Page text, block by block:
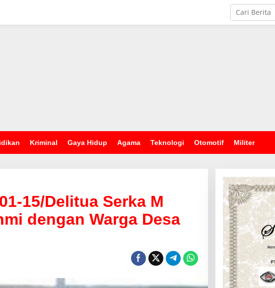
Kriminal Gaya Hidup Agama Teknologi Otomotif Militer
15/Delitua Serka M
dengan Warga Desa